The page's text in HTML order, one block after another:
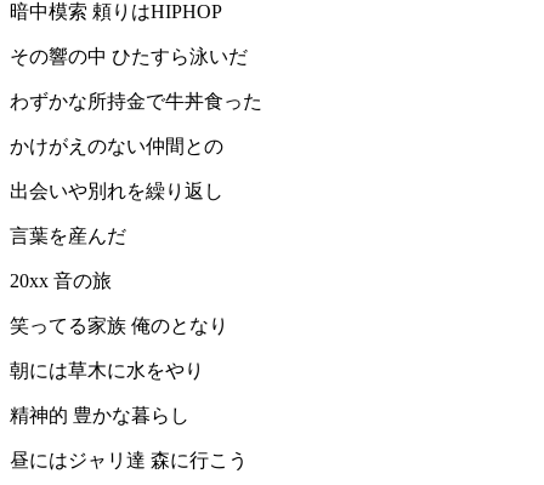
暗中模索 頼りはHIPHOP
その響の中 ひたすら泳いだ
わずかな所持金で牛丼食った
かけがえのない仲間との
出会いや別れを繰り返し
言葉を産んだ
20xx 音の旅
笑ってる家族 俺のとなり
朝には草木に水をやり
精神的 豊かな暮らし
昼にはジャリ達 森に行こう